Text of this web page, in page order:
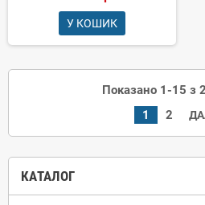
КАТАЛОГ
У КОШИК
Показано 1-15 з
1
2